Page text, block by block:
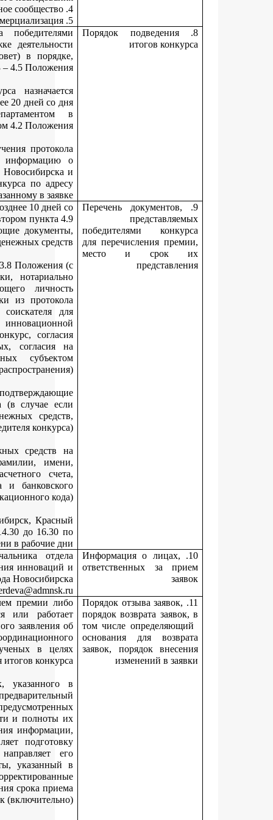
Решение о признании участников конкурса
принимает координационный совет по поддержке
молодых ученых (далее – координационный совет) в
Место, дата, время подведения итогов конкурса
председателем координационного совета не позднее 20 дней
получения документов, представленных
Департамент не позднее трех дней со дня получения
заседания координационного совета размещает
лауреатах конкурса на официальном сайте города
уведомляет победителей конкурса об итогах конкурса по
Победители конкурса (или их представители) не позднее 10
дня получения уведомления, указанного в абзаце втором
Положения, представляют в департамент следующие
необходимые для перечисления денежных
конкурсную документацию, предусмотренную п. 3.8
обязательным представлением оригиналов заявки,
заверенного перевода документа, удостоверяющего
соискателя – иностранного гражданина, выписки из
заседания совета о выдвижении кандидатуры
участия в конкурсе или решения руководителя
организации о выдвижении кандидатуры на конкурс,
соискателя на обработку персональных данных,
обработку персональных данных, разрешенных
документы, удостоверяющие личность и
полномочия представителя победителя конкурса (в случае
документы, необходимые для перечисления денежных
представляются представителем победителя
банковские реквизиты для перечисления денежных
расчетный счет (с обязательным указанием фамилии,
отчества (при наличии) получателя и его расчетного
наименования банка, корреспондентского счета и
Документы предоставляются по адресу: г. Новосибирск,
проспект, 50, кабинет 224, с 10.00 до 13.00 и с 14.30 до
Жердева Марина Васильевна, заместитель начальника
инноваций и выставочной деятельности управления
предпринимательства мэрии города
Поданная заявка может быть отозвана соискателем премии
руководителем организации, в которой учится или
соискатель премии, путем направления письменного
отзыве заявки в департамент до дня заседания
совета по поддержке деятельности молодых ученых в
подведения итогов
Департамент в течение срока приема заявок,
извещении о проведении конкурса, осуществляет
анализ поступающих заявок и документов,
пунктом 3.8 Положения, на предмет правильности и
представления и в случае необходимости уточнения
указанной в заявке или документах, осуществляет
соответствующего письменного уведомления,
соискателю премии на адрес электронной почты,
заявке. Соискатель премии вправе представить
(уточненные) заявку и документы до даты окончания срока